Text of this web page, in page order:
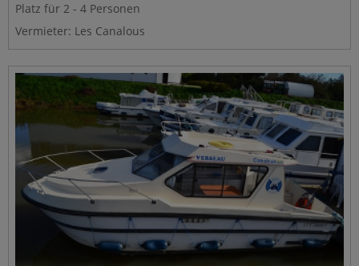
Platz für 2 - 4 Personen
Vermieter: Les Canalous